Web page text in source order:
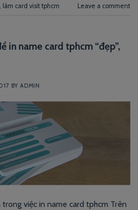
làm card visit tphcm Leave a comment
in name card tphcm “đẹp”,
BY ADMIN
trong việc in name card tphcm Trên